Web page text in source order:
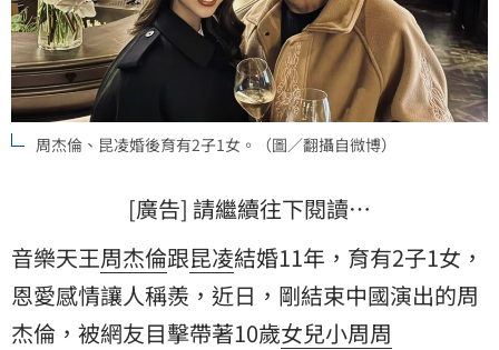
周杰倫、昆凌婚後育有2子1女。（圖／翻攝自微博）
[廣告] 請繼續往下閱讀…
音樂天王周杰倫跟昆凌結婚11年，育有2子1女，
恩愛感情讓人稱羨，近日，剛結束中國演出的周
杰倫，被網友目擊帶著10歲女兒小周周